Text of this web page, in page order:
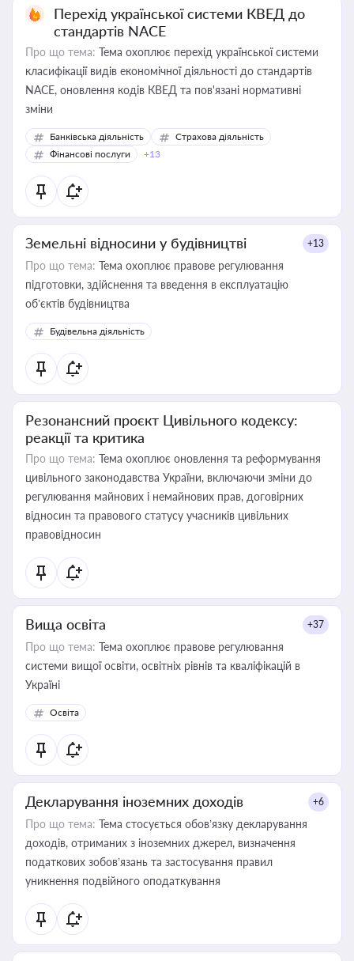
Перехід української системи КВЕД до
стандартів NACE
Про що тема: Тема охоплює перехід української системи
класифікації видів економічної діяльності до стандартів
NACE, оновлення кодів КВЕД та пов'язані нормативні
зміни
Банківська діяльність
Страхова діяльність
Фінансові послуги
+13
Земельні відносини у будівництві +13
Про що тема: Тема охоплює правове регулювання
підготовки, здійснення та введення в експлуатацію
об’єктів будівництва
Будівельна діяльність
Резонансний проєкт Цивільного кодексу:
реакції та критика
Про що тема: Тема охоплює оновлення та реформування
цивільного законодавства України, включаючи зміни до
регулювання майнових і немайнових прав, договірних
відносин та правового статусу учасників цивільних
правовідносин
Вища освіта +37
Про що тема: Тема охоплює правове регулювання
системи вищої освіти, освітніх рівнів та кваліфікацій в
Україні
Освіта
Декларування іноземних доходів +6
Про що тема: Тема стосується обов’язку декларування
доходів, отриманих з іноземних джерел, визначення
податкових зобов’язань та застосування правил
уникнення подвійного оподаткування